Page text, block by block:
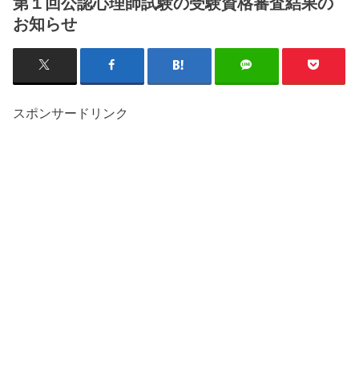
お知らせ
スポンサードリンク